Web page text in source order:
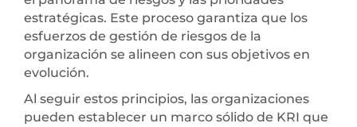
estratégicas. Este proceso garantiza que los
esfuerzos de gestión de riesgos de la
organización se alineen con sus objetivos en
evolución.
Al seguir estos principios, las organizaciones
pueden establecer un marco sólido de KRI que